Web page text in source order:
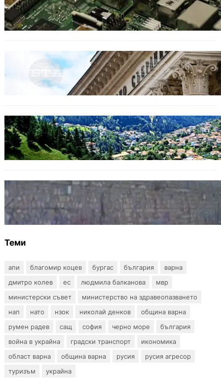
Кои българи се осигуряват на новия таван
от 2300 евро.
БЕЗ КАТЕГОРИЯ
Дрон се взриви край Кардам: България
търси отговори за произхода му.
БЪЛГАРИЯ
Полицията алармира за нова схема с
фалшиви лечители и „вълшебни“ мехлеми
БЪЛГАРИЯ
Ограничават движението по улица
„Вълноломна“ във Варна
Теми
апи благомир коцев бургас българия
варна
дмитро колев
ес людмила балканова
мвр
министерски съвет
министерство на здравеопазването
нап
нато нзок николай денков
община варна
румен радев
сащ софия черно море
българия
война в украйна
градски транспорт
икономика
област варна
община варна русия
русия агресор
туризъм
украйна